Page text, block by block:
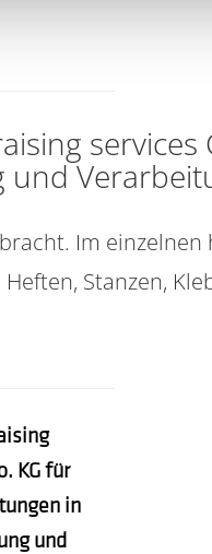
services
Im
Stanzen,
KG für
in
und